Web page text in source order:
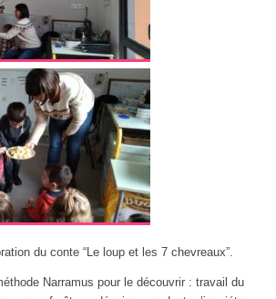
du conte “Le loup et les 7 chevreaux”.
Narramus pour le découvrir : travail du